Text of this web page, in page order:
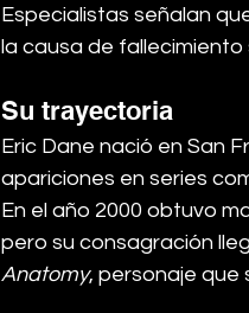
Especialistas señalan
la causa de
Su trayectoria
Eric Dane nació en San
apariciones en series
En el año 2000 obtuvo
pero su consagración
Anatomy, personaje que